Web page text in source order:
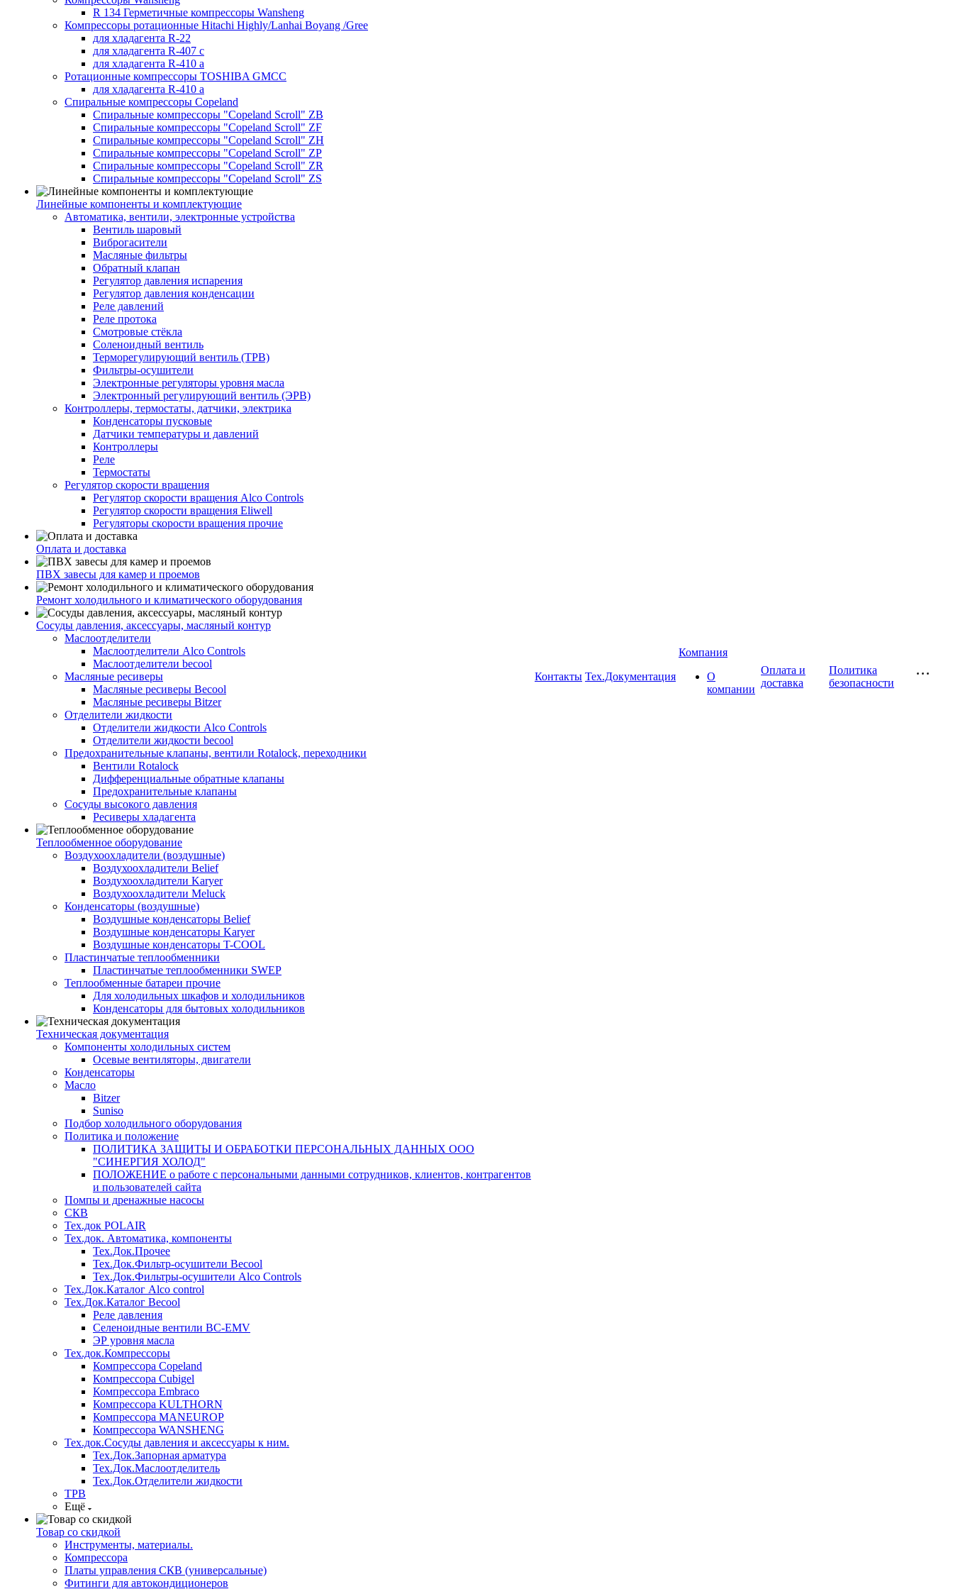
R 134 Герметичные компрессоры Wansheng
Компрессоры ротационные Hitachi Highly/Lanhai Boyang /Gree
для хладагента R-22
для хладагента R-407 с
для хладагента R-410 а
Ротационные компрессоры TOSHIBA GMCC
для хладагента R-410 а
Спиральные компрессоры Copeland
Спиральные компрессоры "Copeland Scroll" ZB
Спиральные компрессоры "Copeland Scroll" ZF
Спиральные компрессоры "Copeland Scroll" ZH
Спиральные компрессоры "Copeland Scroll" ZP
Спиральные компрессоры "Copeland Scroll" ZR
Спиральные компрессоры "Copeland Scroll" ZS
Линейные компоненты и комплектующие
Автоматика, вентили, электронные устройства
Вентиль шаровый
Виброгасители
Масляные фильтры
Обратный клапан
Регулятор давления испарения
Регулятор давления конденсации
Реле давлений
Реле протока
Смотровые стёкла
Соленоидный вентиль
Терморегулирующий вентиль (ТРВ)
Фильтры-осушители
Электронные регуляторы уровня масла
Электронный регулирующий вентиль (ЭРВ)
Контроллеры, термостаты, датчики, электрика
Конденсаторы пусковые
Датчики температуры и давлений
Контроллеры
Реле
Термостаты
Регулятор скорости вращения
Регулятор скорости вращения Alco Controls
Регулятор скорости вращения Eliwell
Регуляторы скорости вращения прочие
Оплата и доставка
ПВХ завесы для камер и проемов
Ремонт холодильного и климатического оборудования
Сосуды давления, аксессуары, масляный контур
Маслоотделители
Маслоотделители Alco Controls
Маслоотделители becool
Масляные ресиверы
Масляные ресиверы Becool
Масляные ресиверы Bitzer
Отделители жидкости
Отделители жидкости Alco Controls
Отделители жидкости becool
Предохранительные клапаны, вентили Rotalock, переходники
Вентили Rotalock
Дифференциальные обратные клапаны
Предохранительные клапаны
Сосуды высокого давления
Ресиверы хладагента
Теплообменное оборудование
Воздухоохладители (воздушные)
Воздухоохладители Belief
Воздухоохладители Karyer
Воздухоохладители Meluck
Конденсаторы (воздушные)
Воздушные конденсаторы Belief
Воздушные конденсаторы Karyer
Воздушные конденсаторы T-COOL
Пластинчатые теплообменники
Пластинчатые теплообменники SWEP
Теплообменные батареи прочие
Для холодильных шкафов и холодильников
Конденсаторы для бытовых холодильников
Техническая документация
Компоненты холодильных систем
Осевые вентиляторы, двигатели
Конденсаторы
Масло
Bitzer
Suniso
Подбор холодильного оборудования
Политика и положение
ПОЛИТИКА ЗАЩИТЫ И ОБРАБОТКИ ПЕРСОНАЛЬНЫХ ДАННЫХ ООО
"СИНЕРГИЯ ХОЛОД"
ПОЛОЖЕНИЕ о работе с персональными данными сотрудников, клиентов, контрагентов
и пользователей сайта
Помпы и дренажные насосы
СКВ
Тех.док POLAIR
Тех.док. Автоматика, компоненты
Тех.Док.Прочее
Тех.Док.Фильтр-осушители Becool
Тех.Док.Фильтры-осушители Alco Controls
Тех.Док.Каталог Alco control
Тех.Док.Каталог Becool
Реле давления
Селеноидные вентили BC-EMV
ЭР уровня масла
Тех.док.Компрессоры
Компрессора Copeland
Компрессора Cubigel
Компрессора Embraco
Компрессора KULTHORN
Компрессора MANEUROP
Компрессора WANSHENG
Тех.док.Сосуды давления и аксессуары к ним.
Тех.Док.Запорная арматура
Тех.Док.Маслоотделитель
Тех.Док.Отделители жидкости
ТРВ
Ещё
Товар со скидкой
Инструменты, материалы.
Компрессора
Платы управления СКВ (универсальные)
Фитинги для автокондиционеров
Контакты Тех.Документация
Компания
О
компании
Оплата и
доставка
Политика
безопасности